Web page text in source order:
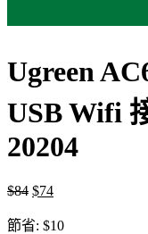
Ugreen
USB Wifi
20204
$84 $74
節省: $10